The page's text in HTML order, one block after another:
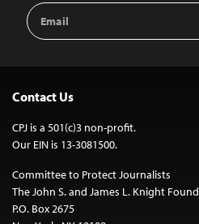
Email
Address
Contact Us
CPJ is a 501(c)3 non-profit.
Our EIN is 13-3081500.
Committee to Protect Journalists
The John S. and James L. Knight
P.O. Box 2675